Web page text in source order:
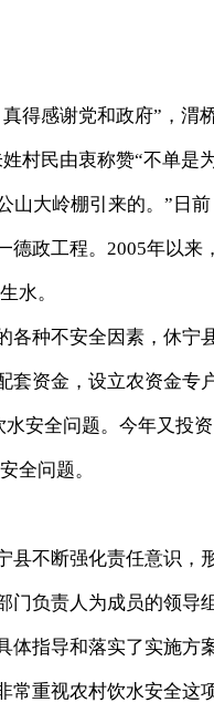
感谢党和政府”，渭
村民由衷称赞“不单
山大岭棚引来的。”日
德政工程。2005年以
水。
种不安全因素，休宁
套资金，设立农资金专
水安全问题。今年又投
全问题。
不断强化责任意识，
门负责人为成员的领
体指导和落实了实施方
重视农村饮水安全这